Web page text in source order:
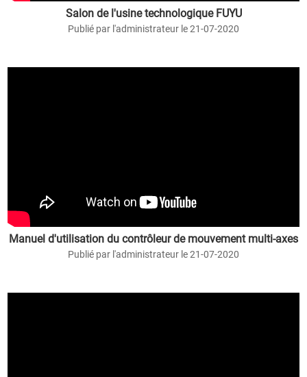
Salon de l'usine technologique FUYU
Publié par l'administrateur le 21-07-2020
Manuel d'utilisation du contrôleur de mouvement multi-axes
Publié par l'administrateur le 21-07-2020